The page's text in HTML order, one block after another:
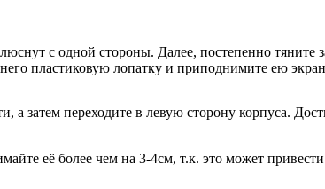
с одной стороны. Далее, постепенно тяните
пластиковую лопатку и приподнимите ею
а затем переходите в левую сторону корпуса.
её более чем на 3-4см, т.к. это может